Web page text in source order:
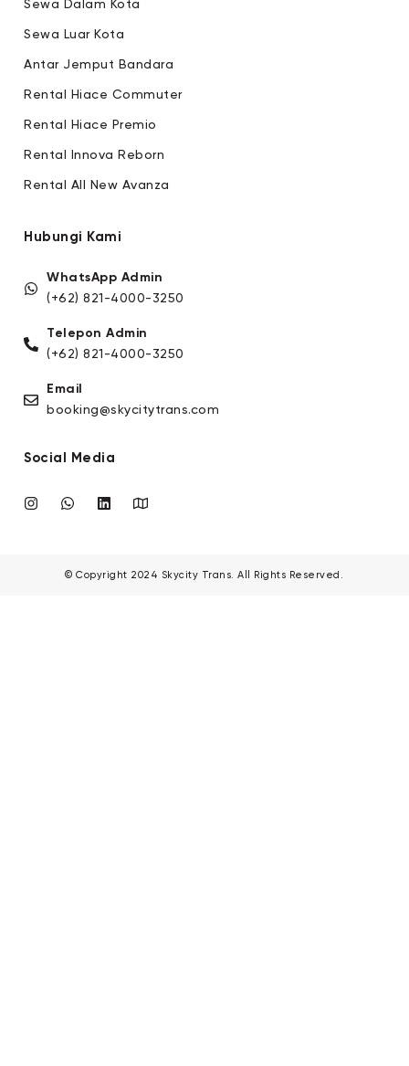
Sewa Dalam Kota
Sewa Luar Kota
Antar Jemput Bandara
Rental Hiace Commuter
Rental Hiace Premio
Rental Innova Reborn
Rental All New Avanza
Hubungi Kami
WhatsApp Admin
(+62) 821-4000-3250
Telepon Admin
(+62) 821-4000-3250
Email
booking@skycitytrans.com
Social Media
© Copyright 2024 Skycity Trans. All Rights Reserved.